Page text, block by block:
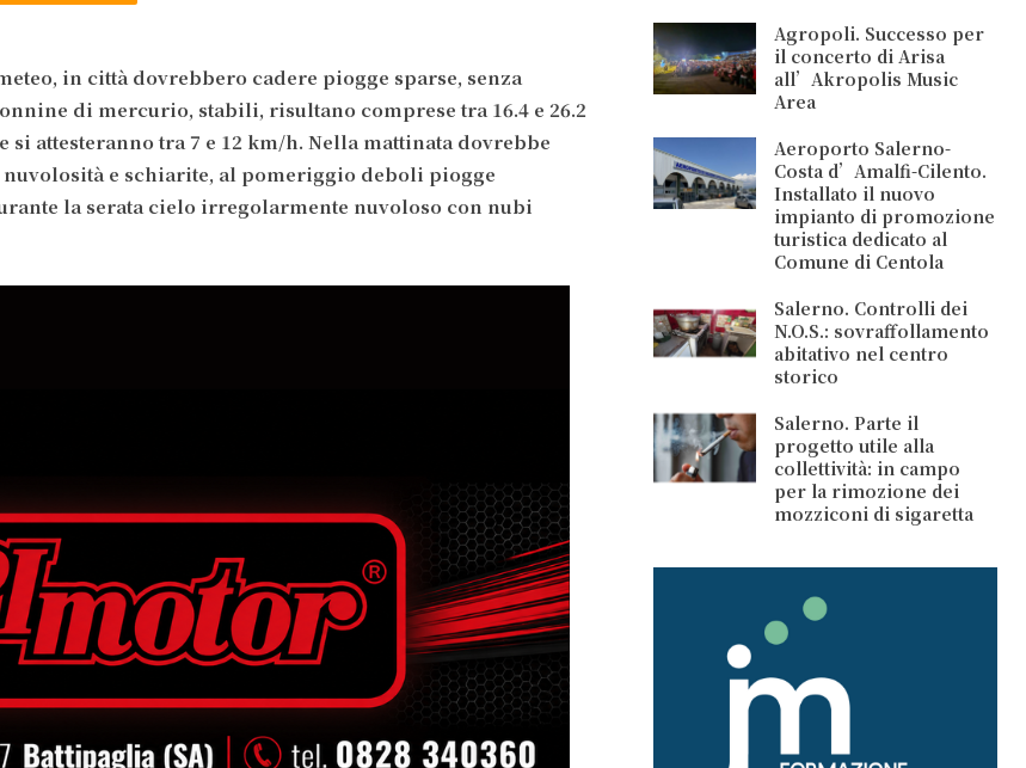
in città dovrebbero cadere piogge sparse, senza
di mercurio, stabili, risultano comprese tra 16.4 e 26.2
attesteranno tra 7 e 12 km/h. Nella mattinata dovrebbe
e schiarite, al pomeriggio deboli piogge
la serata cielo irregolarmente nuvoloso con nubi
Agropoli. Successo per
il concerto di Arisa
all’Akropolis Music
Area
Aeroporto Salerno-
Costa d’Amalfi-Cilento.
Installato il nuovo
impianto di promozione
turistica dedicato al
Comune di Centola
Salerno. Controlli dei
N.O.S.: sovraffollamento
abitativo nel centro
storico
Salerno. Parte il
progetto utile alla
collettività: in campo
per la rimozione dei
mozziconi di sigaretta